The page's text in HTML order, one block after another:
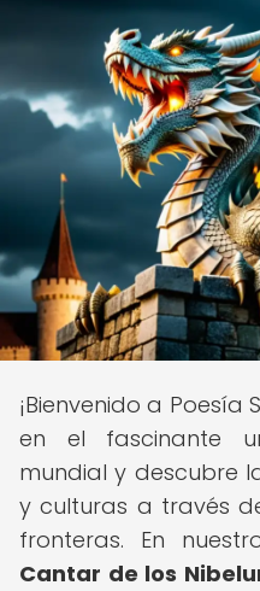
¡Bienvenido a Poesía
en el fascinante
mundial y descubre
y culturas a través
fronteras. En
Cantar de los